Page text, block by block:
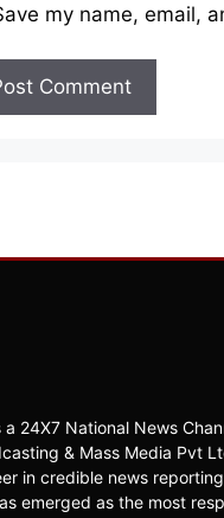
my name, email,
24X7 National News
& Mass Media Pvt
in credible news
emerged as the most